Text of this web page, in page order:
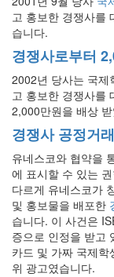
고 홍보한 경쟁사를
습니다.
경쟁사로부터
2002년 당사는 국제
고 홍보한 경쟁사를
2,000만원을 배상
경쟁사 공정거
유네스코와 협약을
에 표시할 수 있는
다르게 유네스코가
및 홍보물을 배포한
습니다. 이 사건은
증으로 인정을 받고
카드 및 가짜 국제
위 광고였습니다.